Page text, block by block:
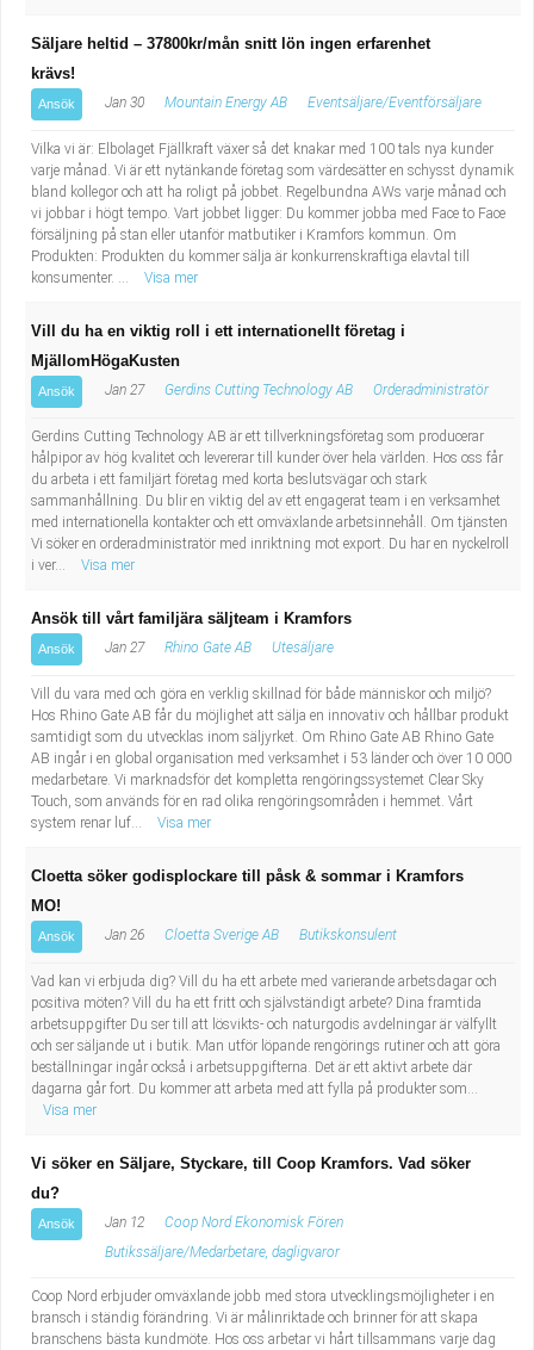
Säljare heltid – 37800kr/mån snitt lön ingen erfarenhet
krävs!
Ansök Jan 30 Mountain Energy AB Eventsäljare/Eventförsäljare
Vilka vi är: Elbolaget Fjällkraft växer så det knakar med 100 tals nya kunder
varje månad. Vi är ett nytänkande företag som värdesätter en schysst dynamik
bland kollegor och att ha roligt på jobbet. Regelbundna AWs varje månad och
vi jobbar i högt tempo. Vart jobbet ligger: Du kommer jobba med Face to Face
försäljning på stan eller utanför matbutiker i Kramfors kommun. Om
Produkten: Produkten du kommer sälja är konkurrenskraftiga elavtal till
konsumenter. ...
Visa mer
Vill du ha en viktig roll i ett internationellt företag i
MjällomHögaKusten
Ansök Jan 27 Gerdins Cutting Technology AB Orderadministratör
Gerdins Cutting Technology AB är ett tillverkningsföretag som producerar
hålpipor av hög kvalitet och levererar till kunder över hela världen. Hos oss får
du arbeta i ett familjärt företag med korta beslutsvägar och stark
sammanhållning. Du blir en viktig del av ett engagerat team i en verksamhet
med internationella kontakter och ett omväxlande arbetsinnehåll. Om tjänsten
Vi söker en orderadministratör med inriktning mot export. Du har en nyckelroll
i ver...
Visa mer
Ansök till vårt familjära säljteam i Kramfors
Ansök Jan 27 Rhino Gate AB Utesäljare
Vill du vara med och göra en verklig skillnad för både människor och miljö?
Hos Rhino Gate AB får du möjlighet att sälja en innovativ och hållbar produkt
samtidigt som du utvecklas inom säljyrket. Om Rhino Gate AB Rhino Gate
AB ingår i en global organisation med verksamhet i 53 länder och över 10 000
medarbetare. Vi marknadsför det kompletta rengöringssystemet Clear Sky
Touch, som används för en rad olika rengöringsområden i hemmet. Vårt
system renar luf...
Visa mer
Cloetta söker godisplockare till påsk & sommar i Kramfors
MO!
Ansök Jan 26 Cloetta Sverige AB Butikskonsulent
Vad kan vi erbjuda dig? Vill du ha ett arbete med varierande arbetsdagar och
positiva möten? Vill du ha ett fritt och självständigt arbete? Dina framtida
arbetsuppgifter Du ser till att lösvikts- och naturgodis avdelningar är välfyllt
och ser säljande ut i butik. Man utför löpande rengörings rutiner och att göra
beställningar ingår också i arbetsuppgifterna. Det är ett aktivt arbete där
dagarna går fort. Du kommer att arbeta med att fylla på produkter som...
Visa mer
Vi söker en Säljare, Styckare, till Coop Kramfors. Vad söker
du?
Ansök Jan 12
Coop Nord Ekonomisk Fören
Butikssäljare/Medarbetare, dagligvaror
Coop Nord erbjuder omväxlande jobb med stora utvecklingsmöjligheter i en
bransch i ständig förändring. Vi är målinriktade och brinner för att skapa
branschens bästa kundmöte. Hos oss arbetar vi hårt tillsammans varje dag